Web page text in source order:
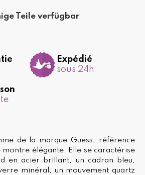
Teile verfügbar
Expédié
sous 24h
de la marque Guess, référence
élégante. Elle se caractérise
en acier brillant, un cadran bleu,
minéral, un mouvement quartz